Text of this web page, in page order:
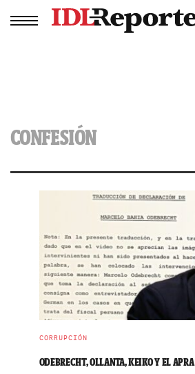
CONFESIÓN
CORRUPCIÓN
ODEBRECHT, OLLANTA, KEIKO Y EL APRA